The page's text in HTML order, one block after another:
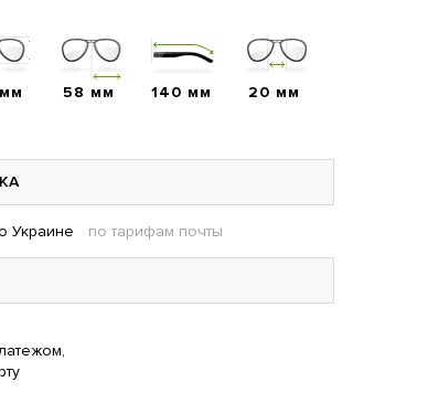
58 мм 140 мм 20 мм
Украине по тарифам почты